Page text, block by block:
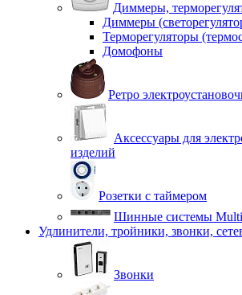
Диммеры,
Диммеры
Терморегуляторы
Домофоны
Ретро
Аксессуары для
изделий
Розетки с таймером
Шинные системы
Удлинители, тройники, звонки,
Звонки